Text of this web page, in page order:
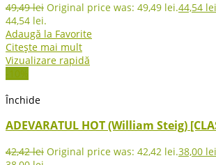
49,49lei Original price was: 49,49 lei.44,54 lei
44,54 lei.
Adaugă la Favorite
Citește mai mult
Vizualizare rapidă
-10%
Închide
ADEVARATUL HOT (William Steig)
42,42lei Original price was: 42,42 lei.38,00 lei